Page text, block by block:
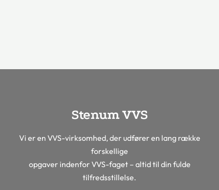
Stenum VVS
Vi er en VVS-virksomhed, der udfører en lang række
forskellige
opgaver indenfor VVS-faget – altid til din fulde
tilfredsstillelse.